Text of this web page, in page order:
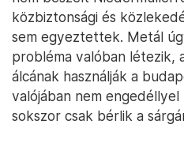
közbiztonsági és
sem egyeztettek. Metál
probléma valóban létezik,
álcának használják a
valójában nem
sokszor csak bérlik a